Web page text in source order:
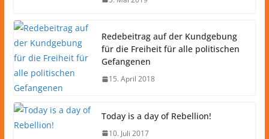
Redebeitrag auf der Kundgebung
für die Freiheit für alle politischen
Gefangenen
15. April 2018
Today is a day of Rebellion!
10. Juli 2017